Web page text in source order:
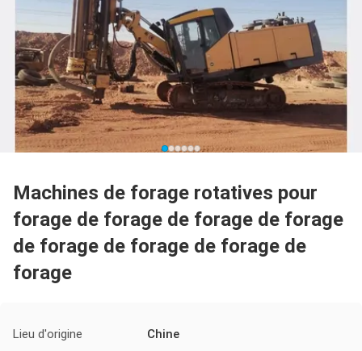
Machines de forage rotatives pour
forage de forage de forage de forage
de forage de forage de forage de
forage
Lieu d'origine Chine